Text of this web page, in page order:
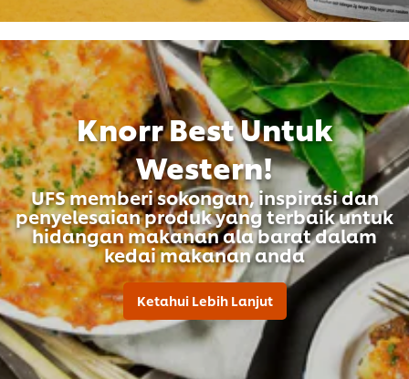
Knorr Best Untuk
Western!
UFS memberi sokongan, inspirasi dan
penyelesaian produk yang terbaik untuk
hidangan makanan ala barat dalam
kedai makanan anda
Ketahui Lebih Lanjut